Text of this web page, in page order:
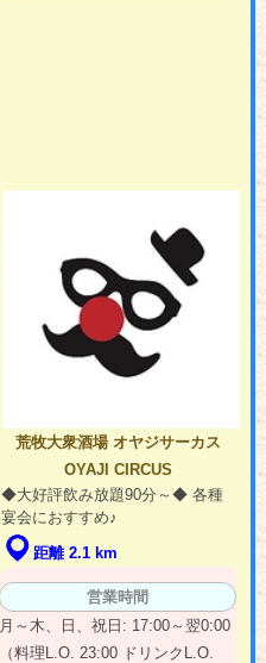
荒牧大衆酒場 オヤジサーカス
OYAJI CIRCUS
◆大好評飲み放題90分～◆ 各種
宴会におすすめ♪
距離 2.1 km
営業時間
月～木、日、祝日: 17:00～翌0:00
（料理L.O. 23:00 ドリンクL.O.